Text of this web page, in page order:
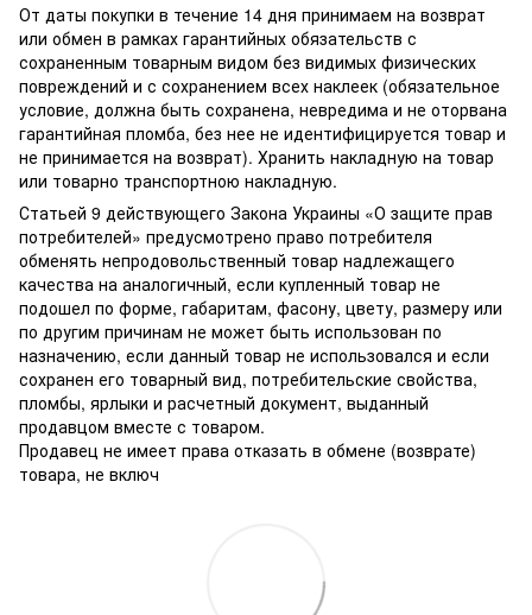
От даты покупки в течение 14 дня принимаем на возврат
или обмен в рамках гарантийных обязательств с
сохраненным товарным видом без видимых физических
повреждений и с сохранением всех наклеек (обязательное
условие, должна быть сохранена, невредима и не оторвана
гарантийная пломба, без нее не идентифицируется товар и
не принимается на возврат). Хранить накладную на товар
или товарно транспортною накладную.
Статьей 9 действующего Закона Украины «О защите прав
потребителей» предусмотрено право потребителя
обменять непродовольственный товар надлежащего
качества на аналогичный, если купленный товар не
подошел по форме, габаритам, фасону, цвету, размеру или
по другим причинам не может быть использован по
назначению, если данный товар не использовался и если
сохранен его товарный вид, потребительские свойства,
пломбы, ярлыки и расчетный документ, выданный
продавцом вместе с товаром.
Продавец не имеет права отказать в обмене (возврате)
товара, не включ